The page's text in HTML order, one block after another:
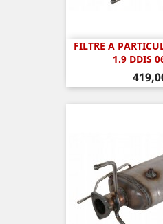
FILTRE A
1.9 DDIS
Prix